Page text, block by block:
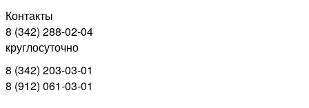
Контакты
8 (342) 288-02-04
круглосуточно
8 (342) 203-03-01
8 (912) 061-03-01